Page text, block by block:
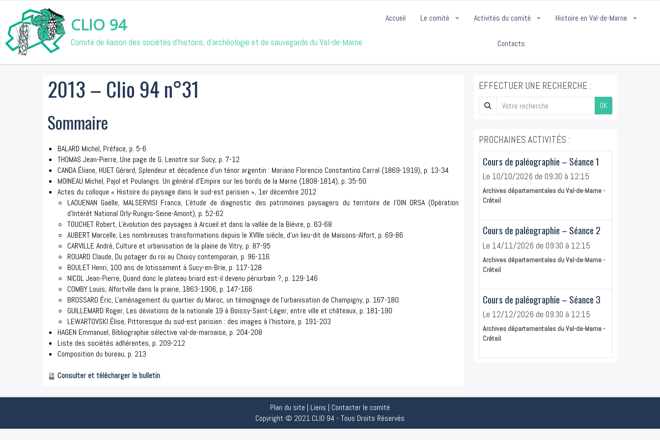
CLIO 94
Comité de liaison des sociétés d'histoire, d'archéologie et de sauvegarde du Val-de-Marne
Accueil Le comité Activités du comité Histoire en Val-de-Marne
Contacts
2013 – Clio 94 n°31
Sommaire
BALARD Michel, Préface, p. 5-6
THOMAS Jean-Pierre, Une page de G. Lenotre sur Sucy, p. 7-12
CANDA Éliane, HUET Gérard, Splendeur et décadence d'un ténor argentin : Mariano Florencio Constantino Carral (1869-1919), p. 13-34
MOINEAU Michel, Pajol et Poulangis. Un général d'Empire sur les bords de la Marne (1808-1814), p. 35-50
Actes du colloque « Histoire du paysage dans le sud-est parisien », 1er décembre 2012
LAOUENAN Gaëlle, MALSERVISI Franca, L'étude de diagnostic des patrimoines paysagers du territoire de l'OIN ORSA (Opération
d'Intérêt National Orly-Rungis-Seine-Amont), p. 52-62
TOUCHET Robert, L'évolution des paysages à Arcueil et dans la vallée de la Bièvre, p. 63-68
AUBERT Marcelle, Les nombreuses transformations depuis le XVIIIe siècle, d'un lieu-dit de Maisons-Alfort, p. 69-86
CARVILLE André, Culture et urbanisation de la plaine de Vitry, p. 87-95
ROUARD Claude, Du potager du roi au Choisy contemporain, p. 96-116
BOULET Henri, 100 ans de lotissement à Sucy-en-Brie, p. 117-128
NICOL Jean-Pierre, Quand donc le plateau briard est-il devenu périurbain ?, p. 129-146
COMBY Louis, Alfortville dans la prairie, 1863-1906, p. 147-166
BROSSARD Éric, L'aménagement du quartier du Maroc, un témoignage de l'urbanisation de Champigny, p. 167-180
GUILLEMARD Roger, Les déviations de la nationale 19 à Boissy-Saint-Léger, entre ville et châteaux, p. 181-190
LEWARTOVSKI Élise, Pittoresque du sud-est parisien : des images à l'histoire, p. 191-203
HAGEN Emmanuel, Bibliographie sélective val-de-marnaise, p. 204-208
Liste des sociétés adhérentes, p. 209-212
Composition du bureau, p. 213
Consulter et télécharger le bulletin
EFFECTUER UNE RECHERCHE :
OK
PROCHAINES ACTIVITÉS :
Cours de paléographie – Séance 1
Le 10/10/2026 de 09:30 à 12:15
Archives départementales du Val-de-Marne -
Créteil
Cours de paléographie – Séance 2
Le 14/11/2026 de 09:30 à 12:15
Archives départementales du Val-de-Marne -
Créteil
Cours de paléographie – Séance 3
Le 12/12/2026 de 09:30 à 12:15
Archives départementales du Val-de-Marne -
Créteil
Plan du site | Liens | Contacter le comité
Copyright © 2021 CLIO 94 - Tous Droits Réservés